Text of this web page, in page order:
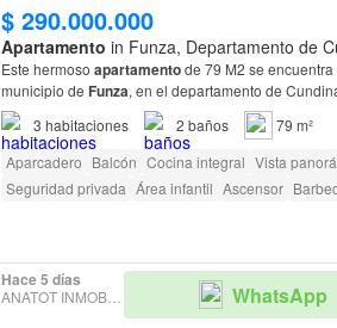
$ 290.000.000
Apartamento in Funza, Departamento de
Este hermoso apartamentode 79 M2 se
municipio de Funza, en el departamento de
3 habitaciones 2 baños
79 m²
Aparcadero Balcón Cocina integral Vista
Seguridad privada Área infantil Ascensor
Hace 5 días
ANATOT INMOBILIARIA WhatsApp